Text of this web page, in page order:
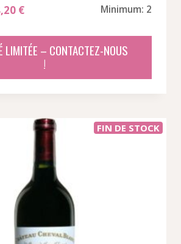
:
€Le
actuel
est :
Minimum: 2
LIMITÉE – CONTACTEZ-NOUS
!
FIN DE STOCK